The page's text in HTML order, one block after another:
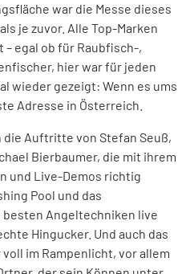
war die Messe dieses
je zuvor. Alle Top-Marken
egal ob für Raubfisch-,
hier war für jeden
wieder gezeigt: Wenn es ums
Adresse in Österreich.
Auftritte von Stefan Seuß,
Bierbaumer, die mit ihrem
und Live-Demos richtig
Pool und das
besten Angeltechniken live
Hingucker. Und auch das
im Rampenlicht, vor allem